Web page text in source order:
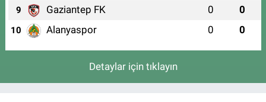
9 Gaziantep FK 0 0
10 Alanyaspor 0 0
Detaylar için tıklayın